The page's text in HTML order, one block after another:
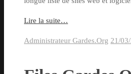
Lire la suite…
Administrateur Gardes.Org 21/